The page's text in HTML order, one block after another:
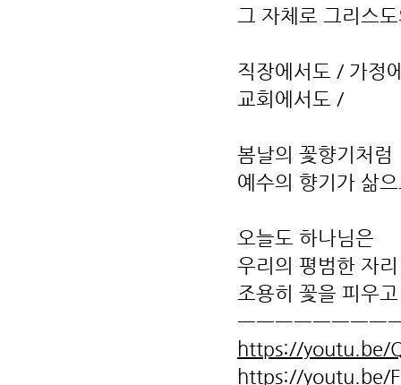
그 자체로 그리스
직장에서도 / 가정
교회에서도 /
봄날의 꽃향기처럼
예수의 향기가 삶
오늘도 하나님은
우리의 평범한 자
조용히 꽃을 피우
ㅡㅡㅡㅡㅡㅡㅡㅡ
https://youtu.be/
https://youtu.be/